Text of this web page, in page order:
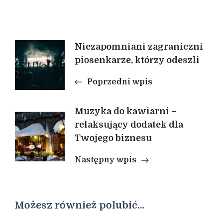
Nawigacja
wpisu
Niezapomniani zagraniczni
piosenkarze, którzy odeszli
Poprzedni wpis
Muzyka do kawiarni –
relaksujący dodatek dla
Twojego biznesu
Następny wpis
Możesz również polubić…